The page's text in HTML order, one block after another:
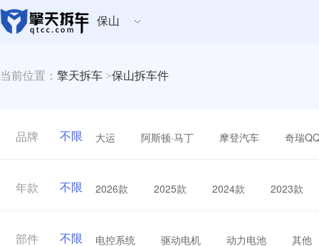
保山
当前位置： 擎天拆车 >保山拆车件
品牌 不限 大运 阿斯顿·马丁 摩登汽车 奇瑞
年款 不限 2026款 2025款 2024款 2023款
部件 不限 电控系统 驱动电机 动力电池 其他